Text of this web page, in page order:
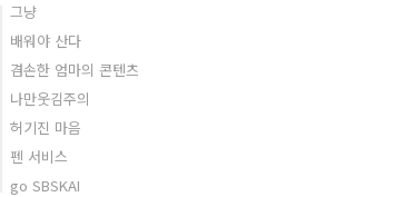
그냥
배워야 산다
겸손한 엄마의 콘텐츠
나만웃김주의
허기진 마음
펜 서비스
go SBSKAI